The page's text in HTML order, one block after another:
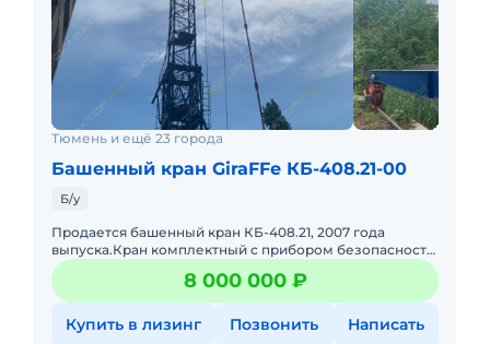
Тюмень и ещё 23 города
Башенный кран GiraFFe КБ-408.21-00
Б/у
Продается башенный кран КБ-408.21, 2007 года
выпуска.Кран комплектный с прибором безопасности,
в отличном состоянии, полностью исправный.В
наличии.
8 000 000 ₽
Купить в лизинг Позвонить Написать